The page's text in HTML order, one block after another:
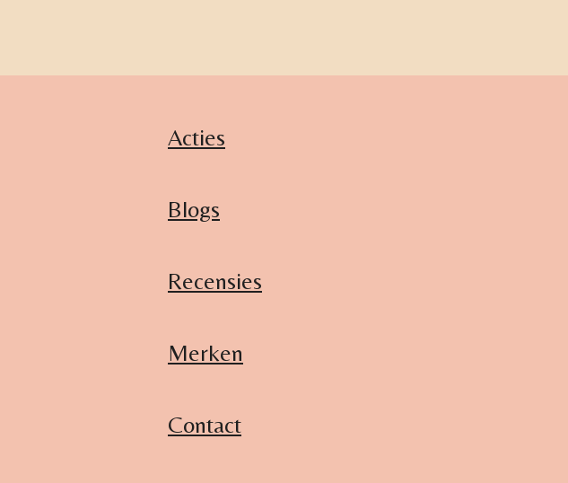
Acties
Blogs
Recensies
Merken
Contact